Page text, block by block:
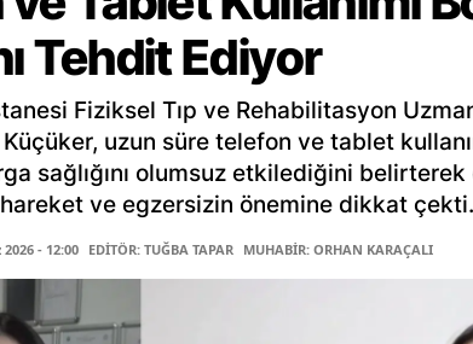
Tehdit Ediyor
Fiziksel Tıp ve Rehabilitasyon
uzun süre telefon ve tablet
sağlığını olumsuz etkilediğini belirterek
ve egzersizin önemine dikkat çekti.
- 12:00 EDİTÖR: TUĞBA TAPAR MUHABİR: ORHAN KARAÇALI